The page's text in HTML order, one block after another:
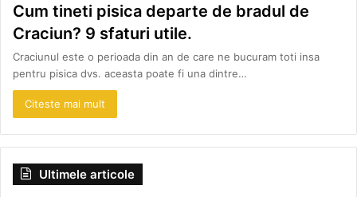
Cum tineti pisica departe de bradul de
Craciun? 9 sfaturi utile.
Craciunul este o perioada din an de care ne bucuram toti insa
pentru pisica dvs. aceasta poate fi una dintre…
Citeste mai mult
Ultimele articole